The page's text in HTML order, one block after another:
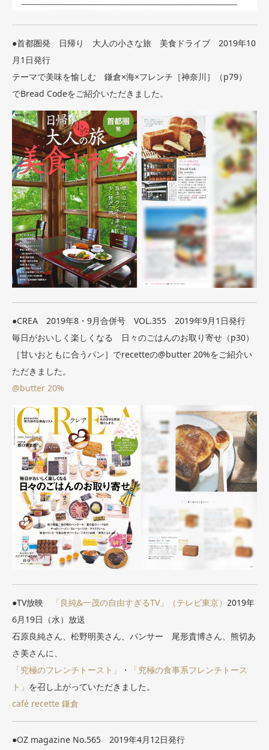
●首都圏発 日帰り 大人の小さな旅 美食ドライブ 2019年10
月1日発行
テーマで美味を愉しむ 鎌倉×海×フレンチ［神奈川］（p79）
でBread Codeをご紹介いただきました。
●CREA 2019年8・9月合併号 VOL.355 2019年9月1日発行
毎日がおいしく楽しくなる 日々のごはんのお取り寄せ（p30）
［甘いおともに合うパン］でrecetteの@butter 20%をご紹介い
ただきました。
@butter 20%
●TV放映 「良純&一茂の自由すぎるTV」（テレビ東京） 2019年
6月19日（水）放送
石原良純さん、松野明美さん、パンサー 尾形貴博さん、熊切あ
さ美さんに、
「究極のフレンチトースト」
・
「究極の食事系フレンチトース
ト」 を召し上がっていただきました。
café recette 鎌倉
●OZ magazine No.565 2019年4月12日発行